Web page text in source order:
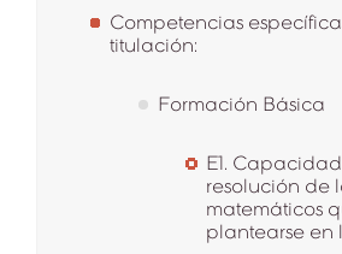
Competencias
titulación:
Formación Básica
E1.
resolución de
matemáticos
plantearse en